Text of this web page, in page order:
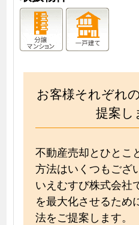
お客様それぞれ
提案し
不動産売却とひとこ
方法はいくつもござ
いえむすび株式会社
を最大化させるため
法をご提案します。